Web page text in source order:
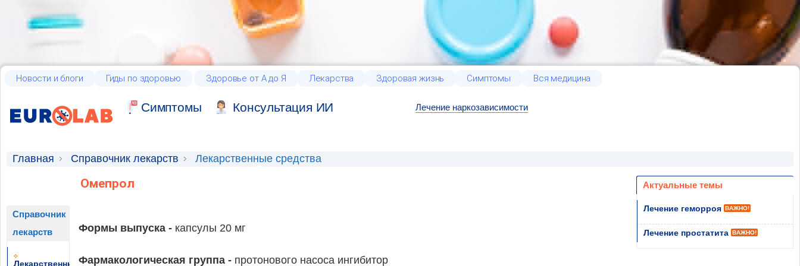
Новости и блоги Гиды по здоровью Здоровье от А до Я Лекарства Здоровая жизнь Симптомы Вся медицина
Cимптомы Консультация ИИ Лечение наркозависимости
Главная Справочник лекарств Лекарственные средства
Справочник
лекарств
Лекарственные
Омепрол
Формы выпуска - капсулы 20 мг
Фармакологическая группа - протонового насоса ингибитор
Актуальные темы
Лечение геморроя ВАЖНО!
Лечение простатита ВАЖНО!